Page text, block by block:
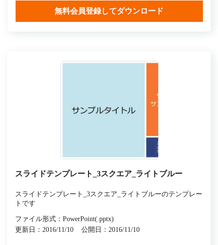
無料会員登録してダウンロード
スライドテンプレート_3スクエア_ライトブルー
スライドテンプレート_3スクエア_ライトブルーのテンプレー
トです
ファイル形式：PowerPoint(.pptx)
更新日：2016/11/10
公開日：2016/11/10